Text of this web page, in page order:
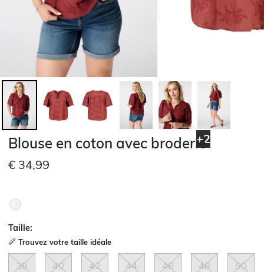
+2
Blouse en coton avec broderie
€ 34,99
Taille:
Trouvez votre taille idéale
38 40 42 44 46 48 50